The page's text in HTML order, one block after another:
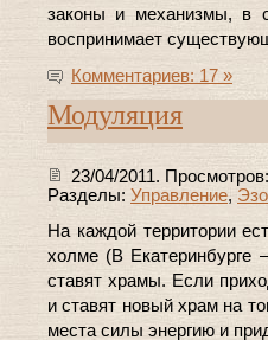
законы и механизмы, в
воспринимает
Комментариев: 17 »
Модуляция
23/04/2011.
Разделы: Управление,
На каждой территории
холме (В Екатеринбурге
ставят храмы. Если
и ставят новый храм на
места силы энергию и